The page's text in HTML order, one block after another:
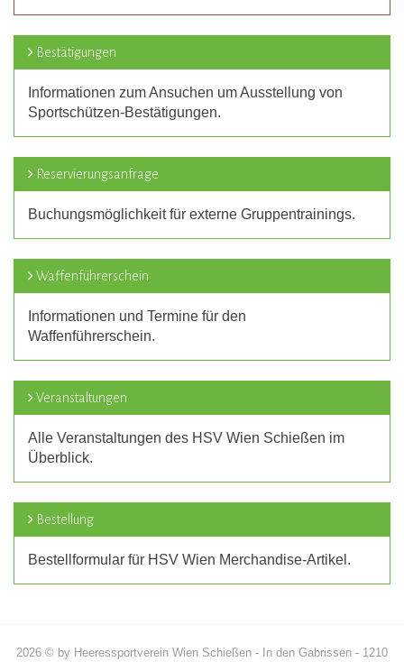
Bestätigungen
Informationen zum Ansuchen um Ausstellung von
Sportschützen-Bestätigungen.
Reservierungsanfrage
Buchungsmöglichkeit für externe Gruppentrainings.
Waffenführerschein
Informationen und Termine für den
Waffenführerschein.
Veranstaltungen
Alle Veranstaltungen des HSV Wien Schießen im
Überblick.
Bestellung
Bestellformular für HSV Wien Merchandise-Artikel.
2026 © by Heeressportverein Wien Schießen - In den Gabrissen - 1210